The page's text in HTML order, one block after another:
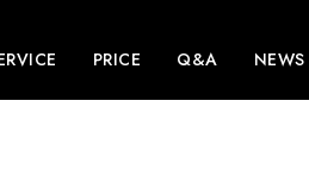
PRICE Q&A NEWS